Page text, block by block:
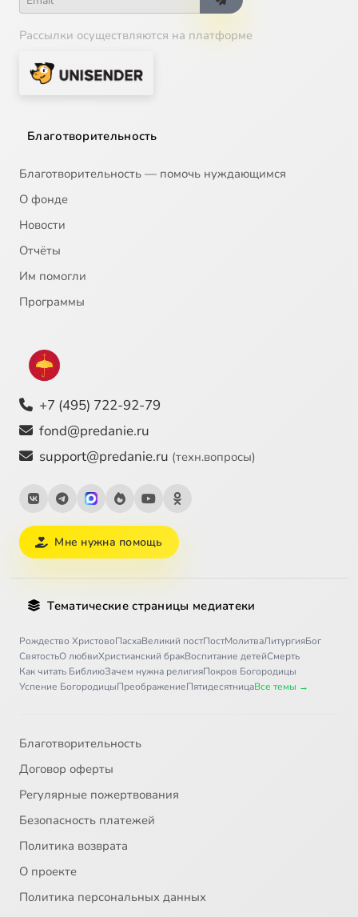
Рассылки осуществляются на платформе
Благотворительность
Благотворительность — помочь нуждающимся
О фонде
Новости
Отчёты
Им помогли
Программы
+7 (495) 722-92-79
fond@predanie.ru
support@predanie.ru (техн.вопросы)
Мне нужна помощь
Тематические страницы медиатеки
Рождество ХристовоПасхаВеликий постПостМолитваЛитургияБог
СвятостьО любвиХристианский бракВоспитание детейСмерть
Как читать БиблиюЗачем нужна религияПокров Богородицы
Успение БогородицыПреображениеПятидесятницаВсе темы →
Благотворительность
Договор оферты
Регулярные пожертвования
Безопасность платежей
Политика возврата
О проекте
Политика персональных данных